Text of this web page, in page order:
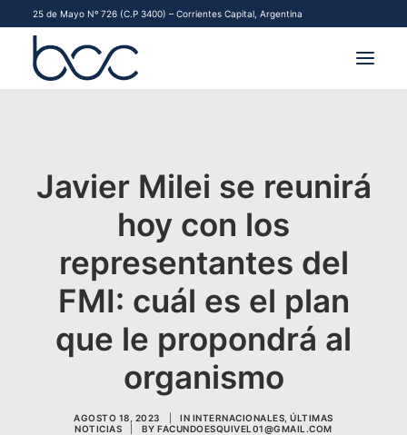
25 de Mayo Nº 726 (C.P 3400) – Corrientes Capital, Argentina
FINANCIAMIENTO PYME
CONTACTO
COMENZAR A OPERAR
Javier Milei se reunirá
hoy con los
representantes del
FMI: cuál es el plan
que le propondrá al
organismo
AGOSTO 18, 2023 IN INTERNACIONALES ,ÚLTIMAS
NOTICIAS
BYFACUNDOESQUIVEL01@GMAIL.COM